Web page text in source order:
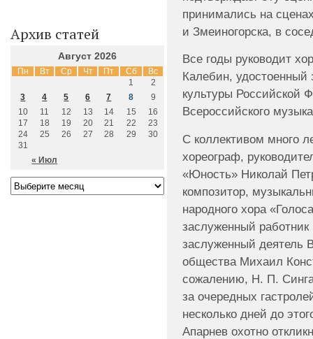
принимались на
и Змеиногорска, в
Все годы руководит
Калебин, удостоенный
культуры Российской
Всероссийского
С коллективом много
хореограф,
«Юность» Николай
композитор,
народного хора
заслуженный
заслуженный деятель
общества Михаил
сожалению, Н. П.
за очередных
несколько дней до
Апарнев охотно
Архив статей
Август 2026
Пн Вт Ср Чт Пт Сб Вс
« Июл
1
2
3
4 5 6 7 8
9
10
11 12 13 14 15
16
17
18 19 20 21 22
23
24
25 26 27 28 29
30
31